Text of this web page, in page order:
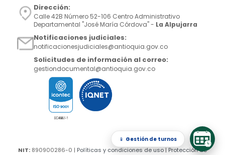
📱 Gestión de turnos
Dirección:
Calle 42B Número 52-106 Centro Administrativo
Departamental "José María Córdova" - La Alpujarra
Notificaciones judiciales:
notificacionesjudiciales@antioquia.gov.co
Solicitudes de información al correo:
gestiondocumental@antioquia.gov.co
NIT: 890900286-0 | Políticas y condiciones de uso | Protección de